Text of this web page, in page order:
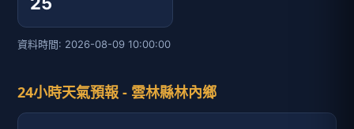
資料時間: 2026-08-09 10:00:00
24小時天氣預報 - 雲林縣林內鄉